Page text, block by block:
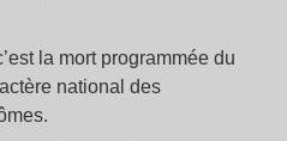
la mort programmée du
national des